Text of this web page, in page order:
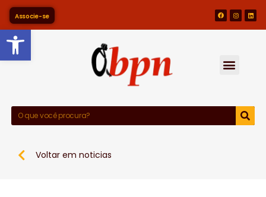
Barra de Ferramentas
Associe-se
Voltar em noticias